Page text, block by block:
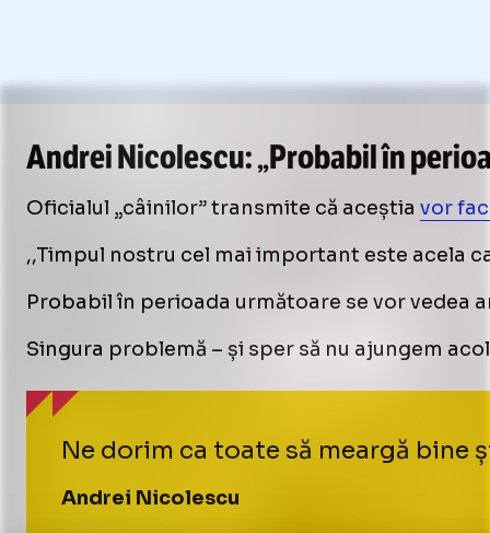
Andrei Nicolescu: „Probabil în
Oficialul „câinilor” transmite că aceștia vor
,,Timpul nostru cel mai important este acela
Probabil în perioada următoare se vor vedea
Singura problemă – și sper să nu ajungem
Ne dorim ca toate să meargă
Andrei Nicolescu